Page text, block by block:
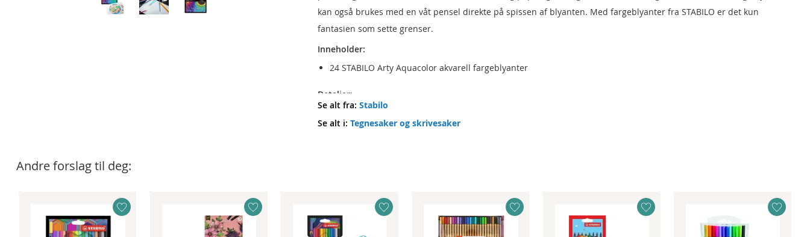
kan også brukes med en våt pensel direkte på spissen af blyanten. Med fargeblyanter fra STABILO er det kun
fantasien som sette grenser.
Inneholder:
24 STABILO Arty Aquacolor akvarell fargeblyanter
Detaljer:
Se alt fra: Stabilo
Se alt i: Tegnesaker og skrivesaker
Andre forslag til deg: